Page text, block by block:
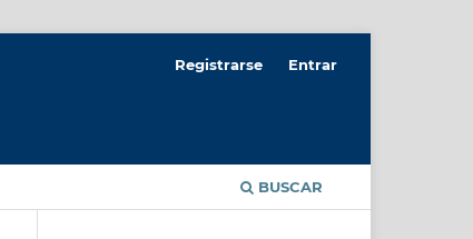
BUSCAR
Registrarse Entrar